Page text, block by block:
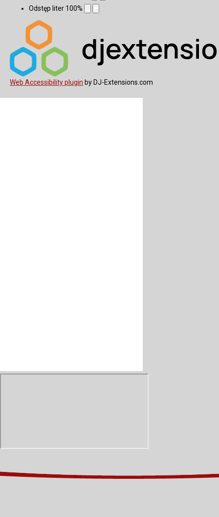
Odstęp liter 100%
Web Accessibility plugin by DJ-Extensions.com